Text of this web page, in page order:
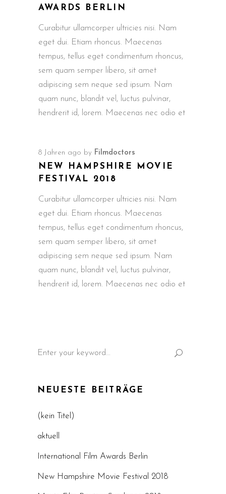
AWARDS BERLIN
Curabitur ullamcorper ultricies nisi. Nam
eget dui. Etiam rhoncus. Maecenas
tempus, tellus eget condimentum rhoncus,
sem quam semper libero, sit amet
adipiscing sem neque sed ipsum. Nam
quam nunc, blandit vel, luctus pulvinar,
hendrerit id, lorem. Maecenas nec odio et
8 Jahren ago by Filmdoctors
NEW HAMPSHIRE MOVIE
FESTIVAL 2018
Curabitur ullamcorper ultricies nisi. Nam
eget dui. Etiam rhoncus. Maecenas
tempus, tellus eget condimentum rhoncus,
sem quam semper libero, sit amet
adipiscing sem neque sed ipsum. Nam
quam nunc, blandit vel, luctus pulvinar,
hendrerit id, lorem. Maecenas nec odio et
for:
NEUESTE BEITRÄGE
(kein Titel)
aktuell
International Film Awards Berlin
New Hampshire Movie Festival 2018